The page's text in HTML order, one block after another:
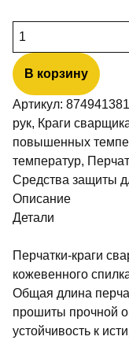
Количество
Краги
сварщика
DeltaPlus™,
TER250
В корзину
Артикул:
рук, Краги
повышенных
температур,
Средства защиты
Описание
Детали
Перчатки-краги
кожевенного
Общая длина
прошиты прочной
устойчивость к